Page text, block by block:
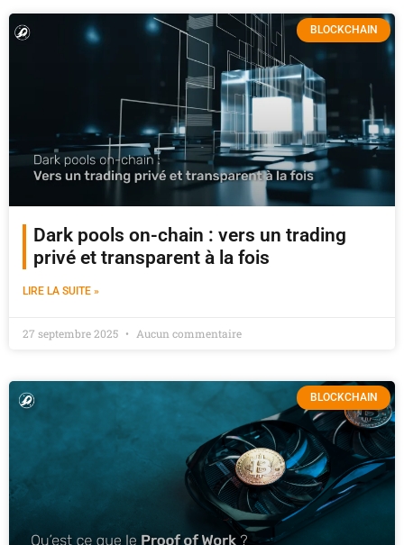
BLOCKCHAIN
Dark pools on-chain : vers un trading
privé et transparent à la fois
LIRE LA SUITE »
27 septembre 2025 Aucun commentaire
BLOCKCHAIN